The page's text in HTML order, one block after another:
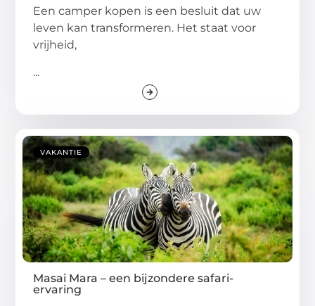
Een camper kopen is een besluit dat uw
leven kan transformeren. Het staat voor
vrijheid,
...
VAKANTIE
Masai Mara – een bijzondere safari-
ervaring